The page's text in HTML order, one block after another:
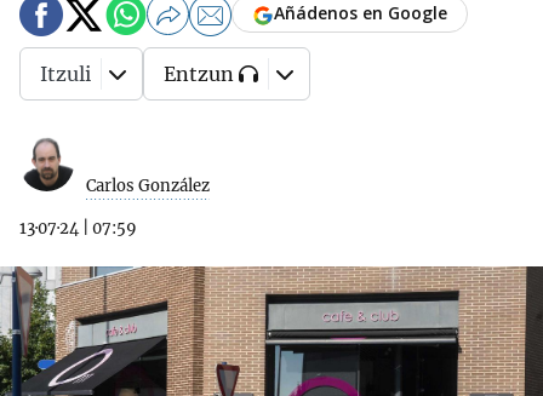
Carlos González
13·07·24 07:59
Añádenos en Google
Itzuli Entzun